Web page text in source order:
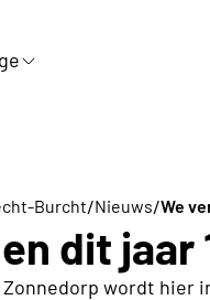
Burcht/Nieuws/We
dit jaar
Zonnedorp wordt hier